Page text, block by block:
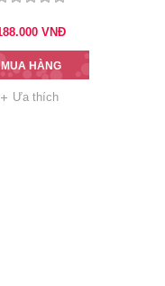
VNĐ
MUA HÀNG
Ưa thích